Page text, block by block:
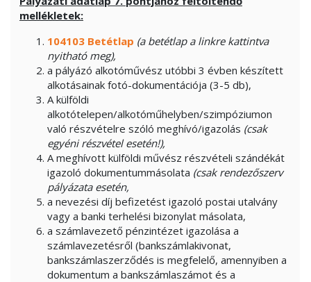
mellékletek:
104103 Betétlap (a betétlap a linkre kattintva
nyitható meg),
a pályázó alkotóművész utóbbi 3 évben készített
alkotásainak fotó-dokumentációja (3-5 db),
A külföldi
alkotótelepen/alkotóműhelyben/szimpóziumon
való részvételre szóló meghívó/igazolás (csak
egyéni részvétel esetén!),
A meghívott külföldi művész részvételi szándékát
igazoló dokumentummásolata (csak rendezőszerv
pályázata esetén,
a nevezési díj befizetést igazoló postai utalvány
vagy a banki terhelési bizonylat másolata,
a számlavezető pénzintézet igazolása a
számlavezetésről (bankszámlakivonat,
bankszámlaszerződés is megfelelő, amennyiben a
dokumentum a bankszámlaszámot és a